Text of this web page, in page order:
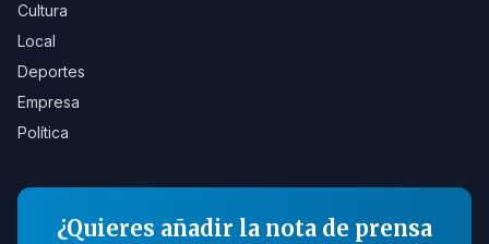
Cultura
Local
Deportes
Empresa
Política
¿Quieres añadir la nota de prensa